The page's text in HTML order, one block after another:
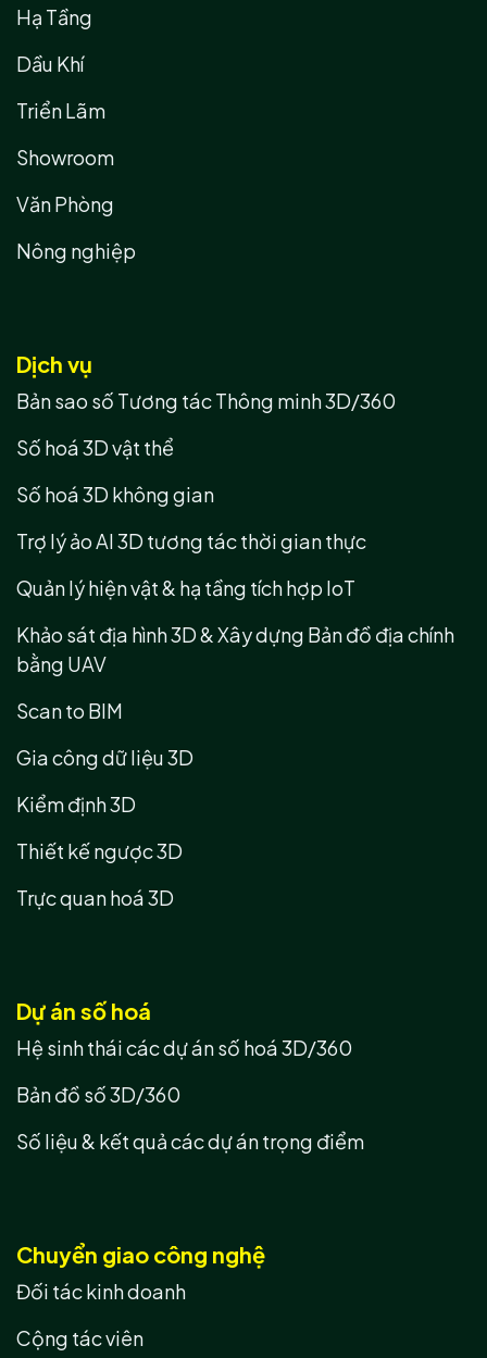
Hạ Tầng
Dầu Khí
Triển Lãm
Showroom
Văn Phòng
Nông nghiệp
Dịch vụ
Bản sao số Tương tác Thông minh 3D/360
Số hoá 3D vật thể
Số hoá 3D không gian
Trợ lý ảo AI 3D tương tác thời gian thực
Quản lý hiện vật & hạ tầng tích hợp IoT
Khảo sát địa hình 3D & Xây dựng Bản đồ địa chính
bằng UAV
Scan to BIM
Gia công dữ liệu 3D
Kiểm định 3D
Thiết kế ngược 3D
Trực quan hoá 3D
Dự án số hoá
Hệ sinh thái các dự án số hoá 3D/360
Bản đồ số 3D/360
Số liệu & kết quả các dự án trọng điểm
Chuyển giao công nghệ
Đối tác kinh doanh
Cộng tác viên